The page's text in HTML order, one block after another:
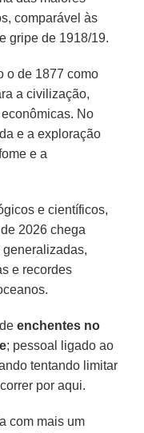
comparável às
gripe de 1918/19.
o de 1877 como
a civilização,
No
e a exploração
e a
e científicos,
de 2026 chega
e recordes
deenchentes no
; pessoal ligado ao
tentando limitar
por aqui.
com mais um